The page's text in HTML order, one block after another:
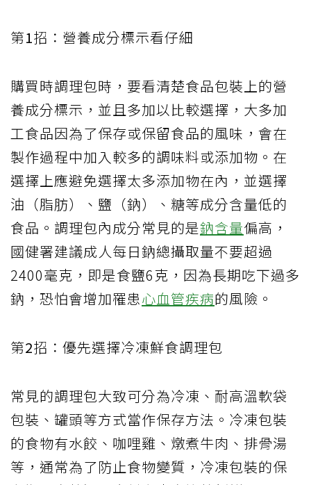
第1招：營養成分標示看仔細
購買時調理包時，要看清楚食品包裝上的營
養成分標示，並且多加以比較選擇，大多加
工食品因為了保存或保留食品的風味，會在
製作過程中加入較多的調味料或添加物。在
選擇上應避免選擇太多添加物在內，並選擇
油（脂肪）、鹽（鈉）、糖等成分含量低的
食品。調理包內成分常見的是鈉含量偏高，
國健署建議成人每日鈉總攝取量不要超過
2400毫克，即是食鹽6克，因為長期吃下過多
鈉，恐怕會增加罹患心血管疾病的風險。
第2招：優先選擇冷凍鮮食調理包
常見的調理包大致可分為冷凍、耐高溫軟袋
包裝、罐頭等方式當作保存方法。冷凍包裝
的食物有水餃、咖哩雞、燉煮牛肉、排骨湯
等，通常為了防止食物變質，冷凍包裝的保